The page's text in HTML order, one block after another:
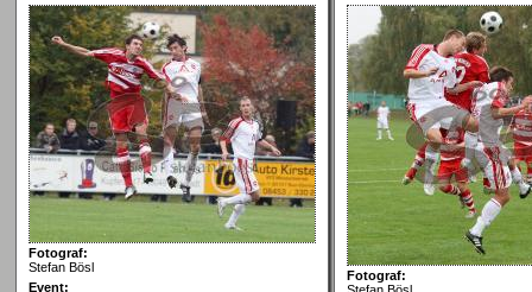
Fotograf:
Stefan Bösl
Event:
Fotograf: